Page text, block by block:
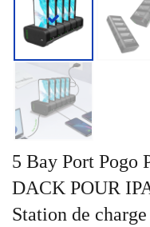
5 Bay Port Pogo
DACK POUR
Station de